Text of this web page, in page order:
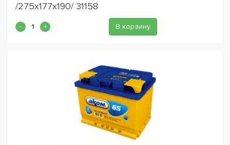
/275x177x190/ 31158
В корзину